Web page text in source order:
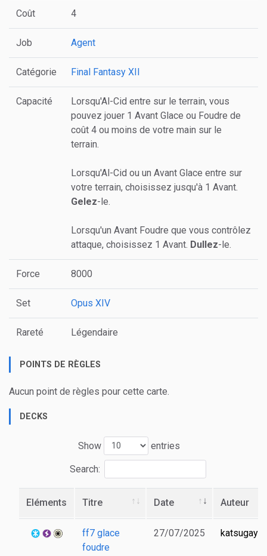
Coût 4
Job Agent
Catégorie Final Fantasy XII
Capacité
Lorsqu'Al-Cid entre sur le terrain, vous
pouvez jouer 1 Avant Glace ou Foudre de
coût 4 ou moins de votre main sur le
terrain.
Lorsqu'Al-Cid ou un Avant Glace entre sur
votre terrain, choisissez jusqu'à 1 Avant.
Gelez-le.
Lorsqu'un Avant Foudre que vous contrôlez
attaque, choisissez 1 Avant. Dullez-le.
Force 8000
Set Opus XIV
Rareté Légendaire
POINTS DE RÈGLES
Aucun point de règles pour cette carte.
DECKS
Show entries
Search:
Eléments Titre Date Auteur
ff7 glace
foudre
27/07/2025